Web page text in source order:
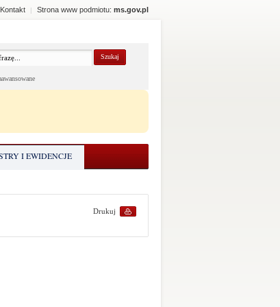
Kontakt | Strona www podmiotu: ms.gov.pl
I EWIDENCJE
Drukuj